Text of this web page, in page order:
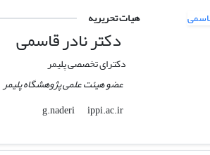
هیات تحریریه
دکتر نادر قاسمی
دکترای تخصصی پلیمر
عضو هیئت علمی پژوهشگاه پلیمر
g.naderi
ippi.ac.ir